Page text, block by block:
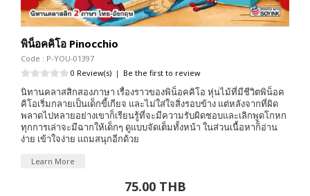
พิน็อคคิโอ Pinocchio
Code : P-YOU-01397
0 Review(s) | Be the first to review
นิทานคลาสสิกสองภาษา เรื่องราวของพิน็อคคิโอ หุ่นไม้ที่มีชีวิตพิน็อค
คิโอเริ่มกลายเป็นเด็กขี้เกียจ และไม่ใส่ใจสิ่งรอบข้าง แต่หลังจากที่ผิด
พลาดไปหลายอย่างเขาก็เรียนรู้ที่จะมีความรับผิดชอบและเลิกพูดโกหก
ทุกการเล่าจะมีฉากให้เด็กๆ ดูแบบจัดเต็มทั้งหน้า ในส่วนเนื้อหาก็อ่าน
ง่าย เข้าใจง่าย แถมสนุกอีกด้วย
Learn More
75.00 THB